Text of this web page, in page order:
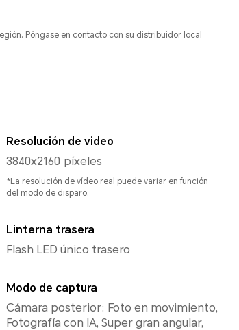
Póngase en contacto con su distribuidor local
Resolución de video
3840x2160 píxeles
*La resolución de vídeo real puede variar en función
del modo de disparo.
Linterna trasera
Flash LED único trasero
Modo de captura
Cámara posterior: Foto en movimiento,
Fotografía con IA, Super gran angular,